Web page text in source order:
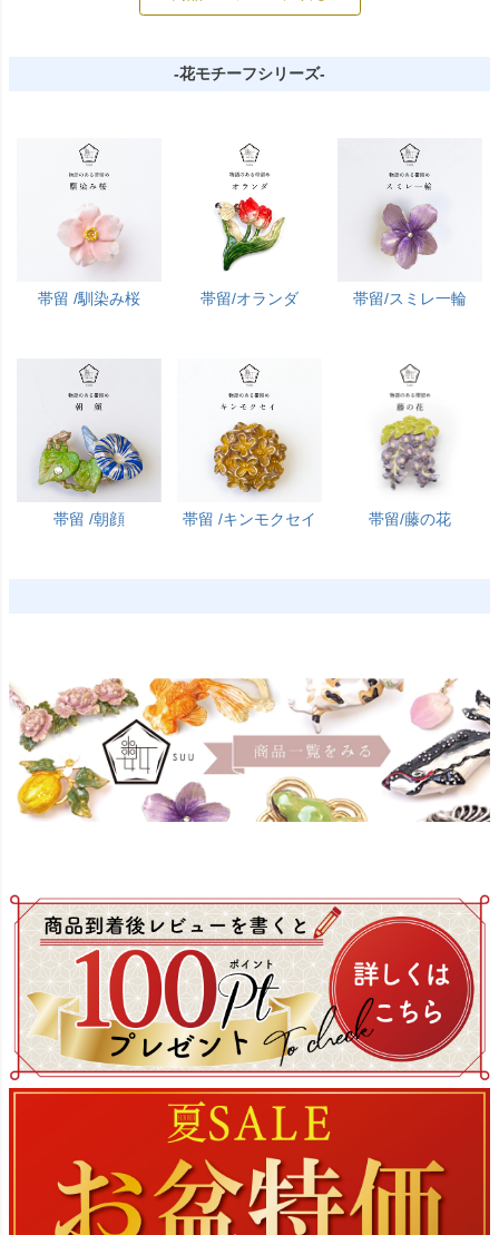
-花モチーフシリーズ-
帯留 /馴染み桜 帯留/オランダ 帯留/スミレ一輪
帯留 /朝顔 帯留 /キンモクセイ 帯留/藤の花